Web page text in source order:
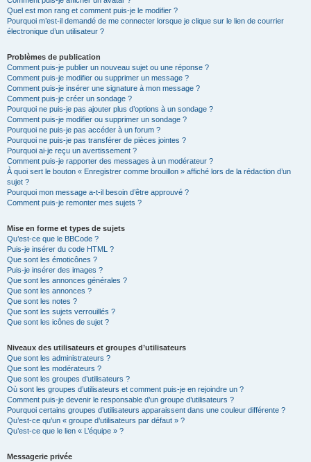
Quel est mon rang et comment puis-je le modifier ?
Pourquoi m’est-il demandé de me connecter lorsque je clique sur le lien de courrier
électronique d’un utilisateur ?
Problèmes de publication
Comment puis-je publier un nouveau sujet ou une réponse ?
Comment puis-je modifier ou supprimer un message ?
Comment puis-je insérer une signature à mon message ?
Comment puis-je créer un sondage ?
Pourquoi ne puis-je pas ajouter plus d’options à un sondage ?
Comment puis-je modifier ou supprimer un sondage ?
Pourquoi ne puis-je pas accéder à un forum ?
Pourquoi ne puis-je pas transférer de pièces jointes ?
Pourquoi ai-je reçu un avertissement ?
Comment puis-je rapporter des messages à un modérateur ?
À quoi sert le bouton « Enregistrer comme brouillon » affiché lors de la rédaction d’un
sujet ?
Pourquoi mon message a-t-il besoin d’être approuvé ?
Comment puis-je remonter mes sujets ?
Mise en forme et types de sujets
Qu’est-ce que le BBCode ?
Puis-je insérer du code HTML ?
Que sont les émoticônes ?
Puis-je insérer des images ?
Que sont les annonces générales ?
Que sont les annonces ?
Que sont les notes ?
Que sont les sujets verrouillés ?
Que sont les icônes de sujet ?
Niveaux des utilisateurs et groupes d’utilisateurs
Que sont les administrateurs ?
Que sont les modérateurs ?
Que sont les groupes d’utilisateurs ?
Où sont les groupes d’utilisateurs et comment puis-je en rejoindre un ?
Comment puis-je devenir le responsable d’un groupe d’utilisateurs ?
Pourquoi certains groupes d’utilisateurs apparaissent dans une couleur différente ?
Qu’est-ce qu’un « groupe d’utilisateurs par défaut » ?
Qu’est-ce que le lien « L’équipe » ?
Messagerie privée